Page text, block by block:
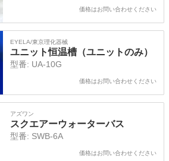
価格はお問い合わせください
EYELA/東京理化器械
ユニット恒温槽（ユニットのみ）
型番: UA-10G
価格はお問い合わせください
アズワン
スクエアーウォーターバス
型番: SWB-6A
価格はお問い合わせください